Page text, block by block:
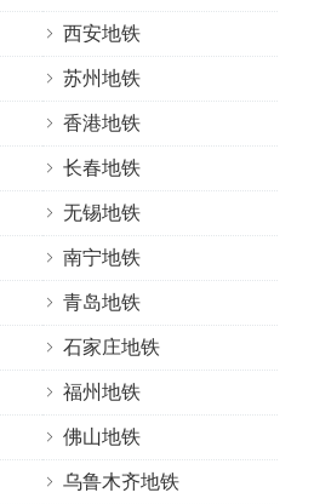
西安地铁
苏州地铁
香港地铁
长春地铁
无锡地铁
南宁地铁
青岛地铁
石家庄地铁
福州地铁
佛山地铁
乌鲁木齐地铁